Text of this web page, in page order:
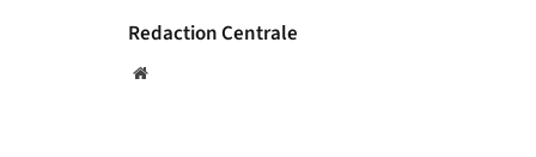
Redaction Centrale
Website